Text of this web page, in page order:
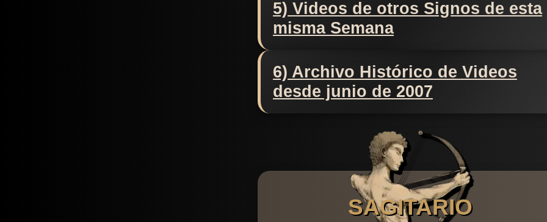
5) Videos de otros Signos de esta
misma Semana
6) Archivo Histórico de Videos
desde junio de 2007
SAGITARIO